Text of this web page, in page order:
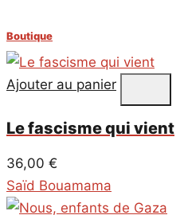
Boutique
Ajouter au panier
Le fascisme qui vient
36,00 €
Saïd Bouamama